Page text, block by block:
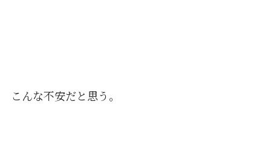
こんな不安だと思う。